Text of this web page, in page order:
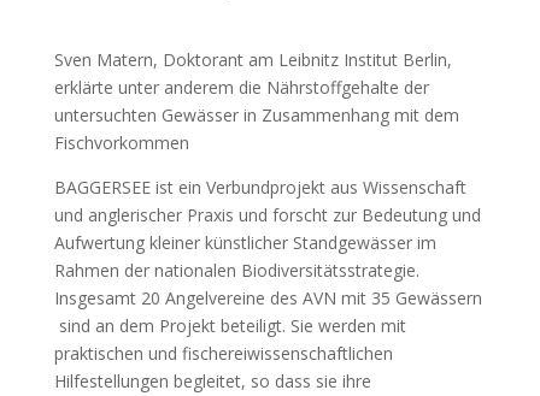
Sven Matern, Doktorant am Leibnitz Institut Berlin,
erklärte unter anderem die Nährstoffgehalte der
untersuchten Gewässer in Zusammenhang mit dem
Fischvorkommen
BAGGERSEE ist ein Verbundprojekt aus Wissenschaft
und anglerischer Praxis und forscht zur Bedeutung und
Aufwertung kleiner künstlicher Standgewässer im
Rahmen der nationalen Biodiversitätsstrategie.
Insgesamt 20 Angelvereine des AVN mit 35 Gewässern
sind an dem Projekt beteiligt. Sie werden mit
praktischen und fischereiwissenschaftlichen
Hilfestellungen begleitet, so dass sie ihre